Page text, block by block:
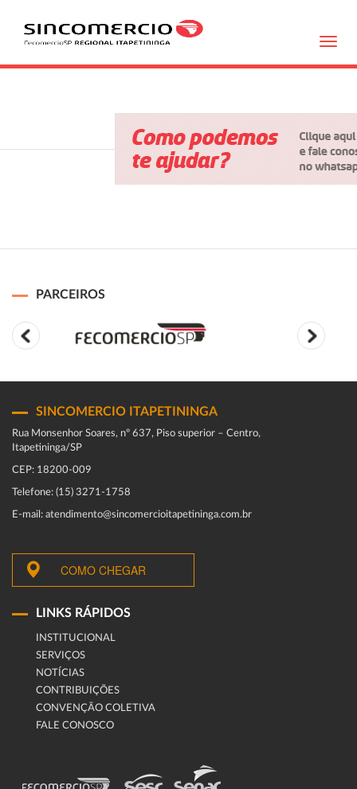
PARCEIROS
SINCOMERCIO ITAPETININGA
Rua Monsenhor Soares, nº 637, Piso superior – Centro,
Itapetininga/SP
CEP: 18200-009
Telefone: (15) 3271-1758
E-mail: atendimento@sincomercioitapetininga.com.br
COMO CHEGAR
LINKS RÁPIDOS
INSTITUCIONAL
SERVIÇOS
NOTÍCIAS
CONTRIBUIÇÕES
CONVENÇÃO COLETIVA
FALE CONOSCO